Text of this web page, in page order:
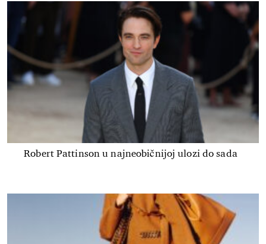
Robert Pattinson u najneobičnijoj ulozi do sada